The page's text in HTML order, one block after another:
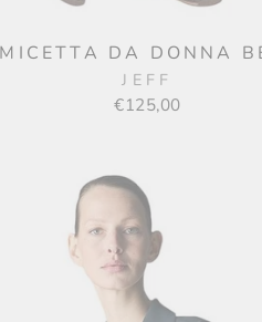
DA DONNA
JEFF
€125,00